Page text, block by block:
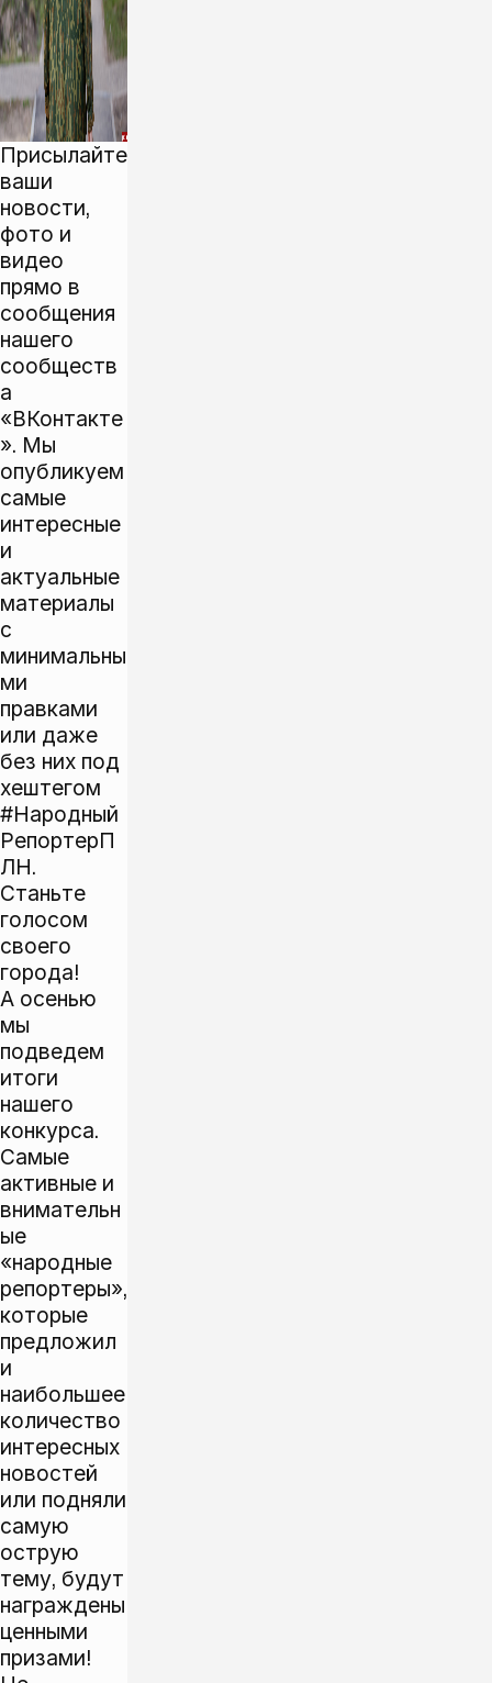
Присылайте
ваши
новости,
фото и
видео
прямо в
сообщения
нашего
сообществ
а
«ВКонтакте
». Мы
опубликуем
самые
интересные
и
актуальные
материалы
с
минимальны
ми
правками
или даже
без них под
хештегом
#Народный
РепортерП
ЛН.
Станьте
голосом
своего
города!
А осенью
мы
подведем
итоги
нашего
конкурса.
Самые
активные и
внимательн
ые
«народные
репортеры»,
которые
предложил
и
наибольшее
количество
интересных
новостей
или подняли
самую
острую
тему, будут
награждены
ценными
призами!